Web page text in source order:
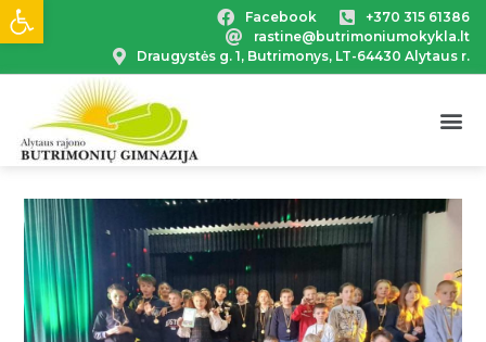
Facebook
+370 315 61386
rastine@butrimoniumokykla.lt
Draugystės g. 1, Butrimonys, LT-64430 Alytaus r.